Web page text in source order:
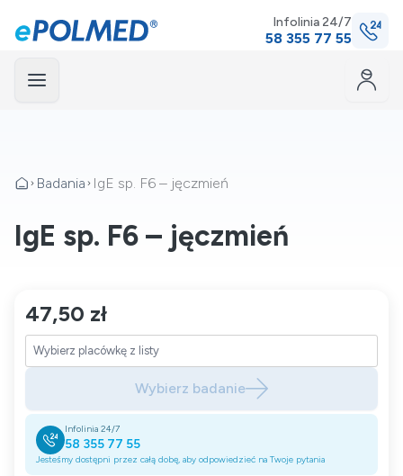
Infolinia 24/7
58 355 77 55
Badania IgE sp. F6 – jęczmień
IgE sp. F6 – jęczmień
47,50 zł
Wybierz badanie
Infolinia 24/7
58 355 77 55
Jesteśmy dostępni przez całą dobę, aby odpowiedzieć na Twoje pytania